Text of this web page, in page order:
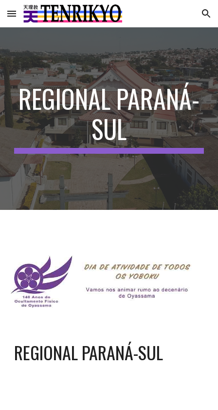
Skip to main content Skip to navigation
REGIONALPARANÁ-
SUL
REGIONALPARANÁ-SUL